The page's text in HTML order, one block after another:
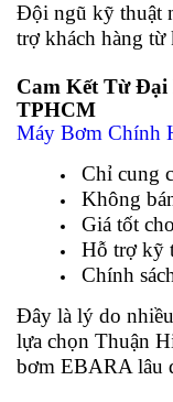
Đội ngũ kỹ thuật
trợ khách hàng từ
Cam Kết Từ
TPHCM
Máy Bơm Chính
Chỉ cung
Không
Giá tốt
Hỗ trợ kỹ
Chính
Đây là lý do
lựa chọn Thuận
bơm EBARA lâu